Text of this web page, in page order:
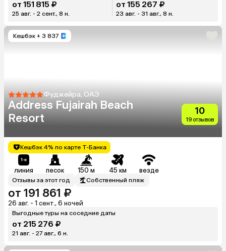
от 151 815 ₽
25 авг. - 2 сент., 8 н.
от 155 267 ₽
23 авг. - 31 авг., 8 н.
Кешбэк + 3 837
Фуджейра, ОАЭ
Address Fujairah Beach
Resort
10
19 отзывов
Кешбэк 4% по карте Т-Банка
линия песок 150 м 45 км везде
Отзывы за этот год Собственный пляж
от 191 861 ₽
26 авг. - 1 сент., 6 ночей
Выгодные туры на соседние даты
от 215 276 ₽
21 авг. - 27 авг., 6 н.